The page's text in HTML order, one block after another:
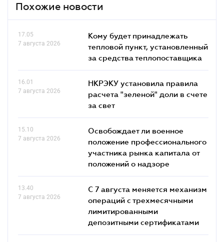
Похожие новости
17.05
7 августа 2026
Кому будет принадлежать
тепловой пункт, установленный
за средства теплопоставщика
16.01
7 августа 2026
НКРЭКУ установила правила
расчета "зеленой" доли в счете
за свет
15.10
7 августа 2026
Освобождает ли военное
положение профессионального
участника рынка капитала от
положений о надзоре
13.40
7 августа 2026
С 7 августа меняется механизм
операций с трехмесячными
лимитированными
депозитными сертификатами